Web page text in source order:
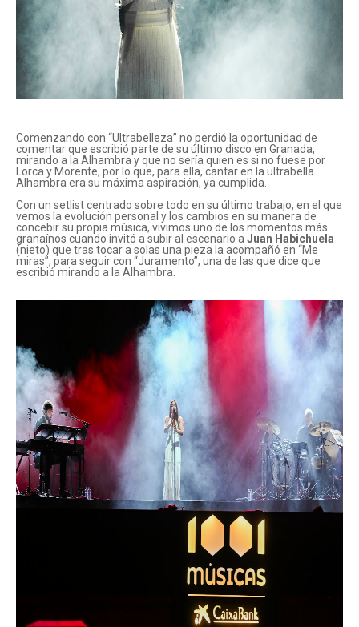
Comenzando con “Ultrabelleza” no perdió la oportunidad de
comentar que escribió parte de su último disco en Granada,
mirando a la Alhambra y que no sería quien es si no fuese por
Lorca y Morente, por lo que, para ella, cantar en la ultrabella
Alhambra era su máxima aspiración, ya cumplida.
Con un setlist centrado sobre todo en su último trabajo, en el que
vemos la evolución personal y los cambios en su manera de
concebir su propia música, vivimos uno de los momentos más
granaínos cuando invitó a subir al escenario aJuan Habichuela
(nieto) que tras tocar a solas una pieza la acompañó en “Me
miras”, para seguir con “Juramento”, una de las que dice que
escribió mirando a la Alhambra.